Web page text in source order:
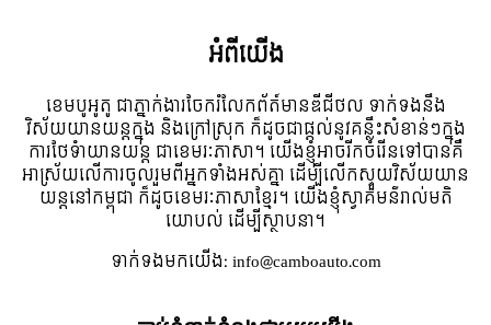
អំពី​យើង
ខេមបូអូតូ ជាភ្នាក់ងារចែករំលែកព័ត៍មានឌីជីថល ទាក់ទងនឹង
វិស័យយានយន្តក្នុង និងក្រៅស្រុក ក៏ដូចជាផ្តល់នូវគន្លឹះសំខាន់ៗក្នុង
ការថែទំាយានយន្ត ជាខេមរៈភាសា។ យើងខ្ញុំអាចរីកចំរើនទៅបានគឺ
អាស្រ័យលើការចូលរួមពីអ្នកទាំងអស់គ្នា ដើម្បីលើកស្ទួយវិស័យយាន
យន្តនៅកម្ពុជា ក៏ដូចខេមរៈភាសាខ្មែរ។ យើងខ្ញុំស្វាគមន៌រាល់មតិ
យោបល់ ដើម្បីស្ថាបនា។
ទាក់ទង​មក​យើង:info@camboauto.com